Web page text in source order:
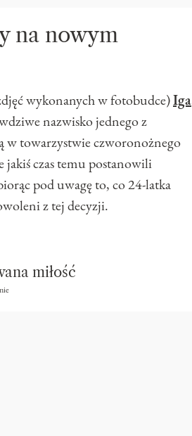
na nowym
wykonanych w fotobudce)Iga
nazwisko jednego z
w towarzystwie czworonożnego
jakiś czas temu postanowili
pod uwagę to, co 24-latka
z tej decyzji.
miłość